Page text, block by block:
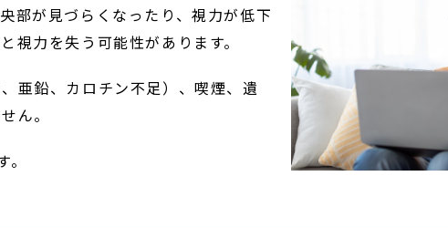
部が見づらくなったり、視力が低下
視力を失う可能性があります。
亜鉛、カロチン不足）、喫煙、遺
ん。